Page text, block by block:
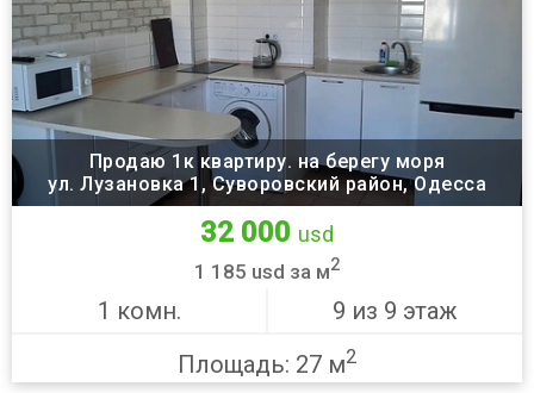
Продаю 1к квартиру. на берегу моря
ул. Лузановка 1, Суворовский район, Одесса
32 000 usd
1 185 usd за м2
1 комн.
9 из 9 этаж
Площадь: 27 м2